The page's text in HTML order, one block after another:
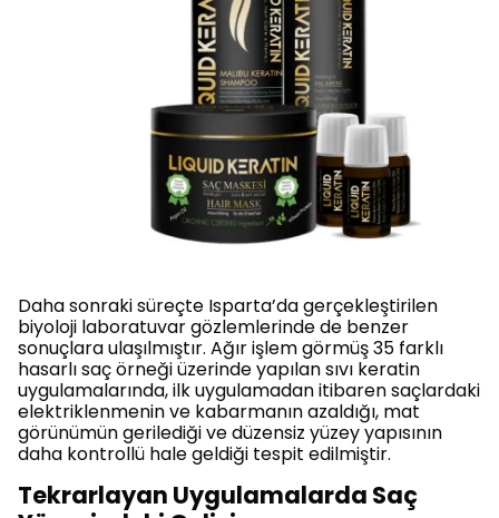
Daha sonraki süreçte Isparta’da gerçekleştirilen
biyoloji laboratuvar gözlemlerinde de benzer
sonuçlara ulaşılmıştır. Ağır işlem görmüş 35 farklı
hasarlı saç örneği üzerinde yapılan sıvı keratin
uygulamalarında, ilk uygulamadan itibaren saçlardaki
elektriklenmenin ve kabarmanın azaldığı, mat
görünümün gerilediği ve düzensiz yüzey yapısının
daha kontrollü hale geldiği tespit edilmiştir.
Tekrarlayan Uygulamalarda Saç